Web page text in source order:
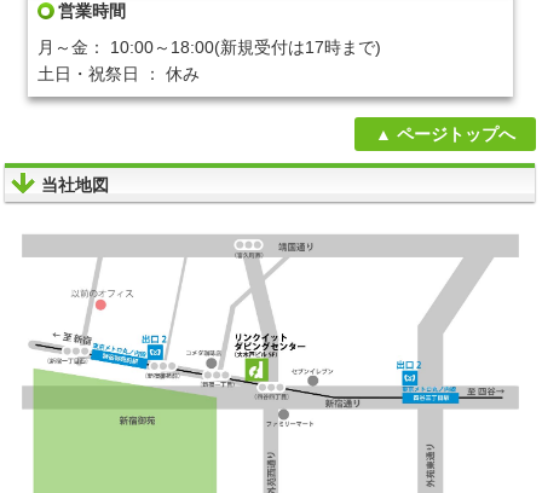
営業時間
月～金： 10:00～18:00(新規受付は17時まで)
土日・祝祭日 ： 休み
ページトップへ
当社地図